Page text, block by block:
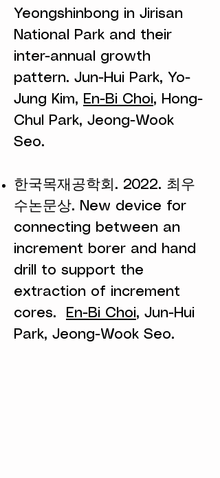
Yeongshinbong in Jirisan
National Park and their
inter-annual growth
pattern. Jun-Hui Park, Yo-
Jung Kim, En-Bi Choi, Hong-
Chul Park, Jeong-Wook
Seo.
한국목재공학회. 2022. 최우
수논문상. New device for
connecting between an
increment borer and hand
drill to support the
extraction of increment
cores.
En-Bi Choi, Jun-Hui
Park, Jeong-Wook Seo.